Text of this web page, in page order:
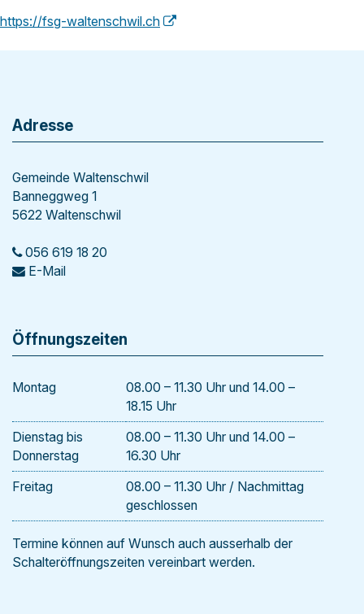
https://fsg-waltenschwil.ch
Adresse
Gemeinde Waltenschwil
Banneggweg 1
5622 Waltenschwil
056 619 18 20
E-Mail
Öffnungszeiten
Montag
08.00 – 11.30 Uhr und 14.00 –
18.15 Uhr
Dienstag bis
Donnerstag
08.00 – 11.30 Uhr und 14.00 –
16.30 Uhr
Freitag
08.00 – 11.30 Uhr / Nachmittag
geschlossen
Termine können auf Wunsch auch ausserhalb der
Schalteröffnungszeiten vereinbart werden.